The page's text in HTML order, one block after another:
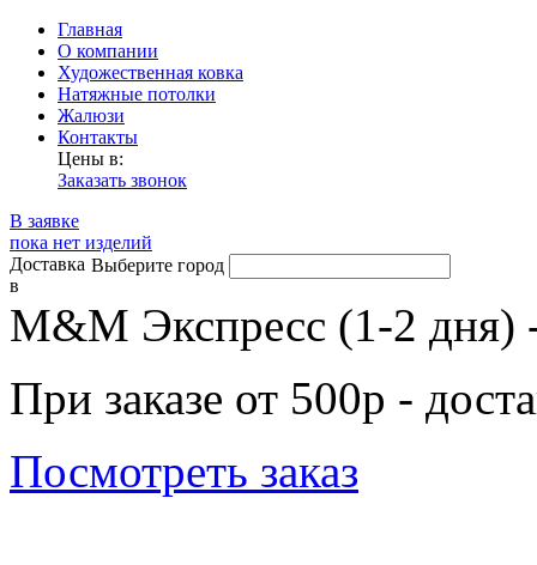
Главная
О компании
Художественная ковка
Натяжные потолки
Жалюзи
Контакты
Цены в:
Заказать звонок
В заявке
пока нет изделий
Доставка
в
Выберите город
М&М Экспресс (1-2 дня)
При заказе от 500р -
Посмотреть заказ